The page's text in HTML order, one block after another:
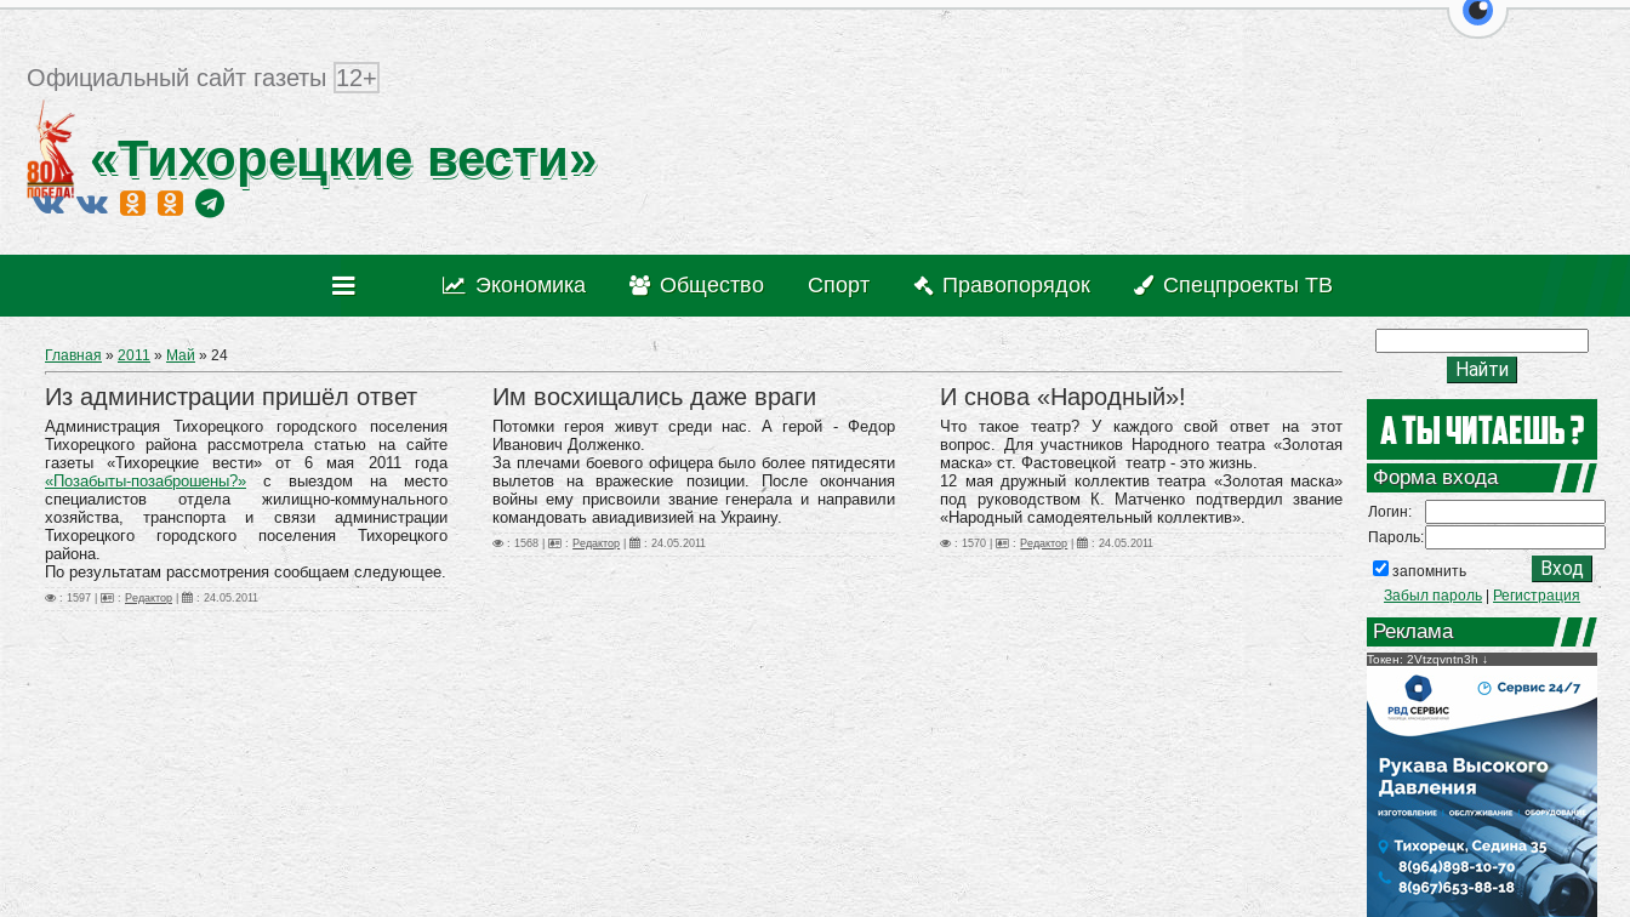
перейти на
Официальный сайт газеты 12+
«Тихорецкие вести»
Экономика Общество Спорт Правопорядок Спецпроекты ТВ
Форма входа
Логин:
Пароль:
запомнить
Забыл пароль
Регистрация
Реклама
Токен: 2Vtzqvntn3h
Главная »2011 » Май » 24
Из администрации пришёл ответ
Администрация Тихорецкого городского поселения
Тихорецкого района рассмотрела статью на сайте
газеты «Тихорецкие вести» от 6 мая 2011 года
«Позабыты-позаброшены?» с выездом на место
специалистов отдела жилищно-коммунального
хозяйства, транспорта и связи администрации
Тихорецкого городского поселения Тихорецкого
района.
По результатам рассмотрения сообщаем следующее.
: 1597 | : Редактор : 24.05.2011
Им восхищались даже враги
Потомки героя живут среди нас. А герой - Федор
ИвановичДолженко.
За плечами боевого офицера было более пятидесяти
вылетов на вражеские позиции. После окончания
войны ему присвоили звание генерала и направили
командовать авиадивизией на Украину.
: 1568 | : Редактор | :24.05.2011
И снова «Народный»!
Что такое театр? У каждого свой ответ на этот
вопрос. Для участников Народного театра «Золотая
маска» ст. Фастовецкой театр - это жизнь.
12 мая дружный коллектив театра «Золотая маска»
под руководством К. Матченко подтвердил звание
«Народный самодеятельный коллектив».
: 1570 | : Редактор | :24.05.2011